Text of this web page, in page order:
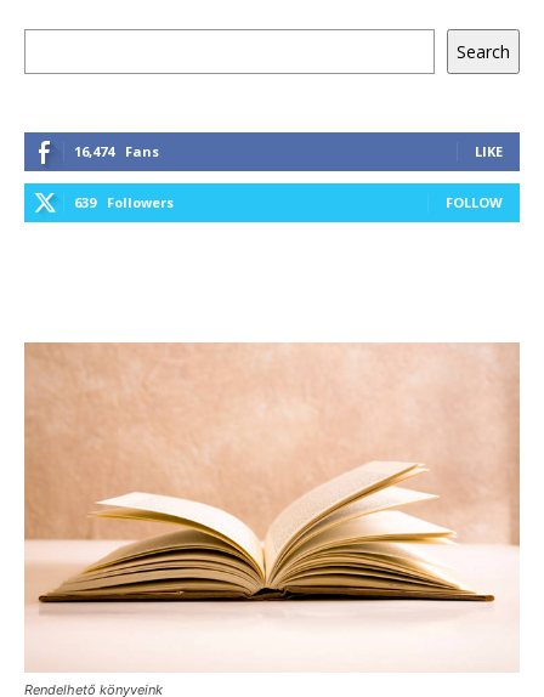
Search
16,474 Fans LIKE
639 Followers FOLLOW
Rendelhető könyveink